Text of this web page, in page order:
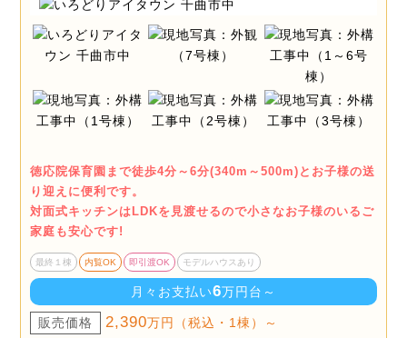
徳応院保育園まで徒歩4分～6分(340m～500m)とお子様の送
り迎えに便利です。
対面式キッチンはLDKを見渡せるので小さなお子様のいるご
家庭も安心です!
最終１棟 内覧OK 即引渡OK モデルハウスあり
月々お支払い6万円台～
販売価格 2,390万円（税込・1棟）～